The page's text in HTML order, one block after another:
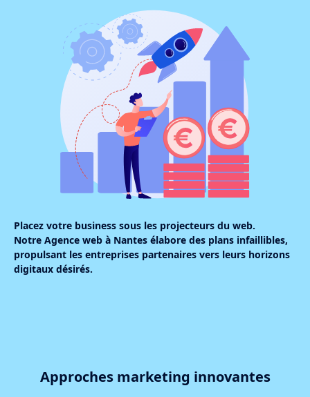
Placez votre business sous les projecteurs du web.
Notre Agence web à Nantes élabore des plans infaillibles,
propulsant les entreprises partenaires vers leurs horizons
digitaux désirés.
Approches marketing innovantes